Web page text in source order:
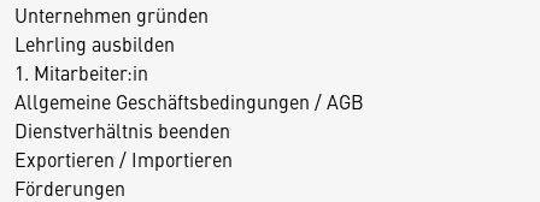
Unternehmen gründen
Lehrling ausbilden
1. Mitarbeiter:in
Allgemeine Geschäftsbedingungen / AGB
Dienstverhältnis beenden
Exportieren / Importieren
Förderungen